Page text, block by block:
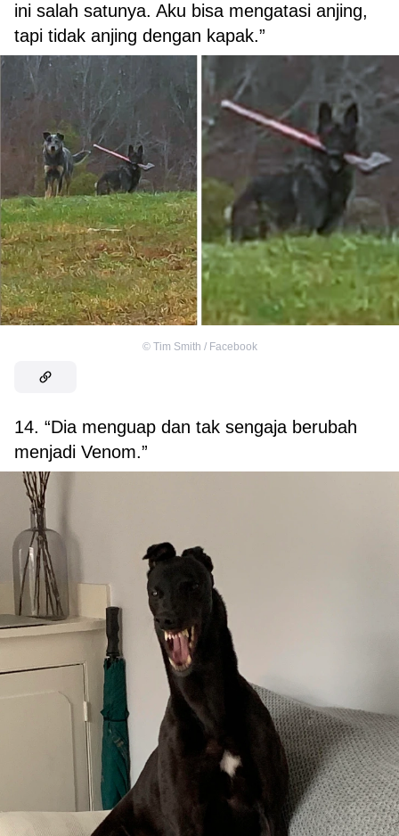
ini salah satunya. Aku bisa mengatasi anjing,
tapi tidak anjing dengan kapak.”
© Tim Smith / Facebook
14. “Dia menguap dan tak sengaja berubah
menjadi Venom.”